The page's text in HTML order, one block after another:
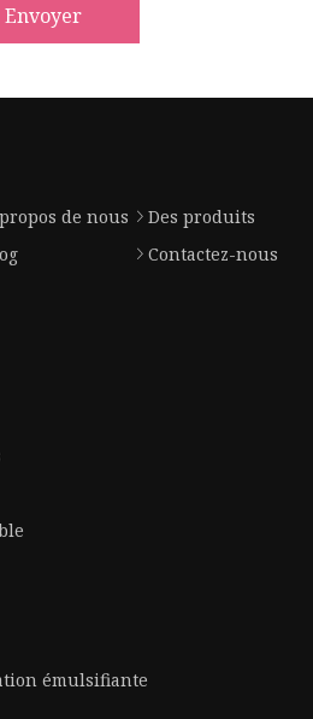
Envoyer
de nous
Des produits
Contactez-nous
émulsifiante